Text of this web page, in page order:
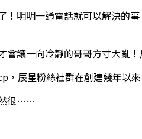
！明明一通電話就可以解決的
會讓一向冷靜的哥哥方寸大亂
，辰星粉絲社群在創建幾年以
很……